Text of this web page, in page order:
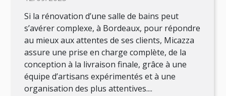
Si la rénovation d’une salle de bains peut
s’avérer complexe, à Bordeaux, pour répondre
au mieux aux attentes de ses clients, Micazza
assure une prise en charge complète, de la
conception à la livraison finale, grâce à une
équipe d’artisans expérimentés et à une
organisation des plus attentives....